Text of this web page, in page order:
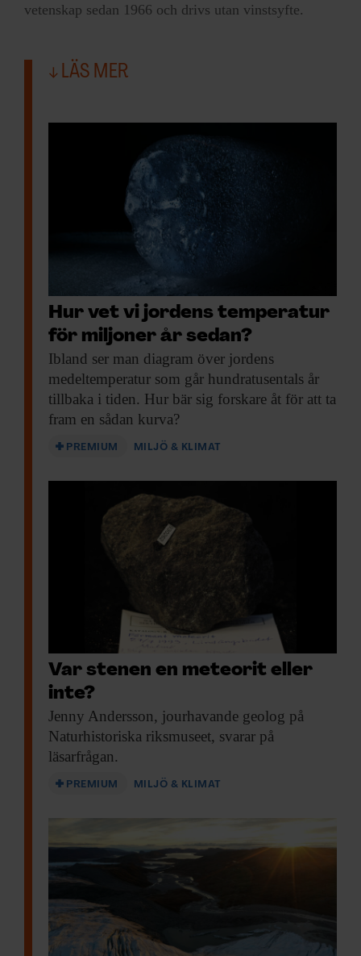
vetenskap sedan 1966 och drivs utan vinstsyfte.
LÄS MER
Hur vet vi jordens temperatur
för miljoner år sedan?
Ibland ser man diagram över jordens
medeltemperatur som går hundratusentals år
tillbaka i tiden. Hur bär sig forskare åt för att ta
fram en sådan kurva?
PREMIUM MILJÖ & KLIMAT
Var stenen en meteorit eller
inte?
Jenny Andersson, jourhavande geolog på
Naturhistoriska riksmuseet, svarar på
läsarfrågan.
PREMIUM MILJÖ & KLIMAT